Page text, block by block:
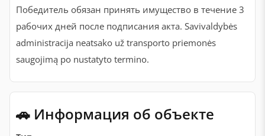
Победитель обязан принять имущество в течение 3
рабочих дней после подписания акта. Savivaldybės
administracija neatsako už transporto priemonės
saugojimą po nustatyto termino.
🚗 Информация об объекте